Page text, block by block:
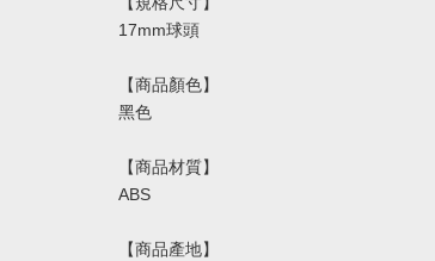
17mm球頭
【商品顏色】
黑色
【商品材質】
ABS
【商品產地】